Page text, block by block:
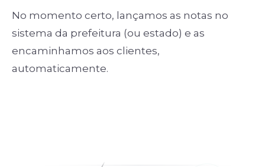
No momento certo, lançamos as notas no
sistema da prefeitura (ou estado) e as
encaminhamos aos clientes,
automaticamente.